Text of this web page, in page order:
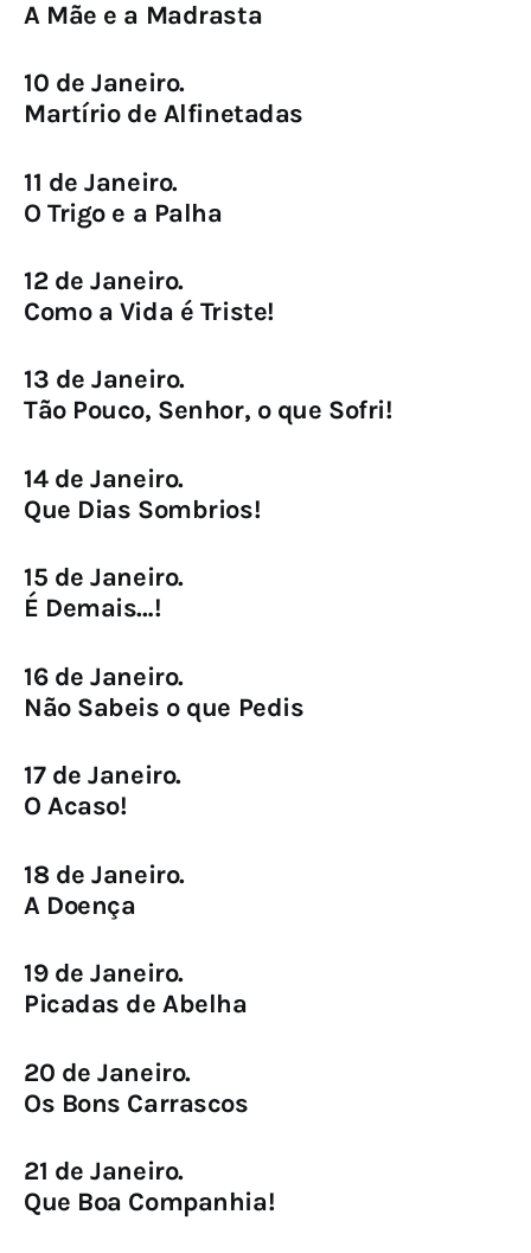
A Mãe e a Madrasta
10 de Janeiro.
Martírio de Alfinetadas
11 de Janeiro.
O Trigo e a Palha
12 de Janeiro.
Como a Vida é Triste!
13 de Janeiro.
Tão Pouco, Senhor, o que Sofri!
14 de Janeiro.
Que Dias Sombrios!
15 de Janeiro.
É Demais…!
16 de Janeiro.
Não Sabeis o que Pedis
17 de Janeiro.
O Acaso!
18 de Janeiro.
A Doença
19 de Janeiro.
Picadas de Abelha
20 de Janeiro.
Os Bons Carrascos
21 de Janeiro.
Que Boa Companhia!